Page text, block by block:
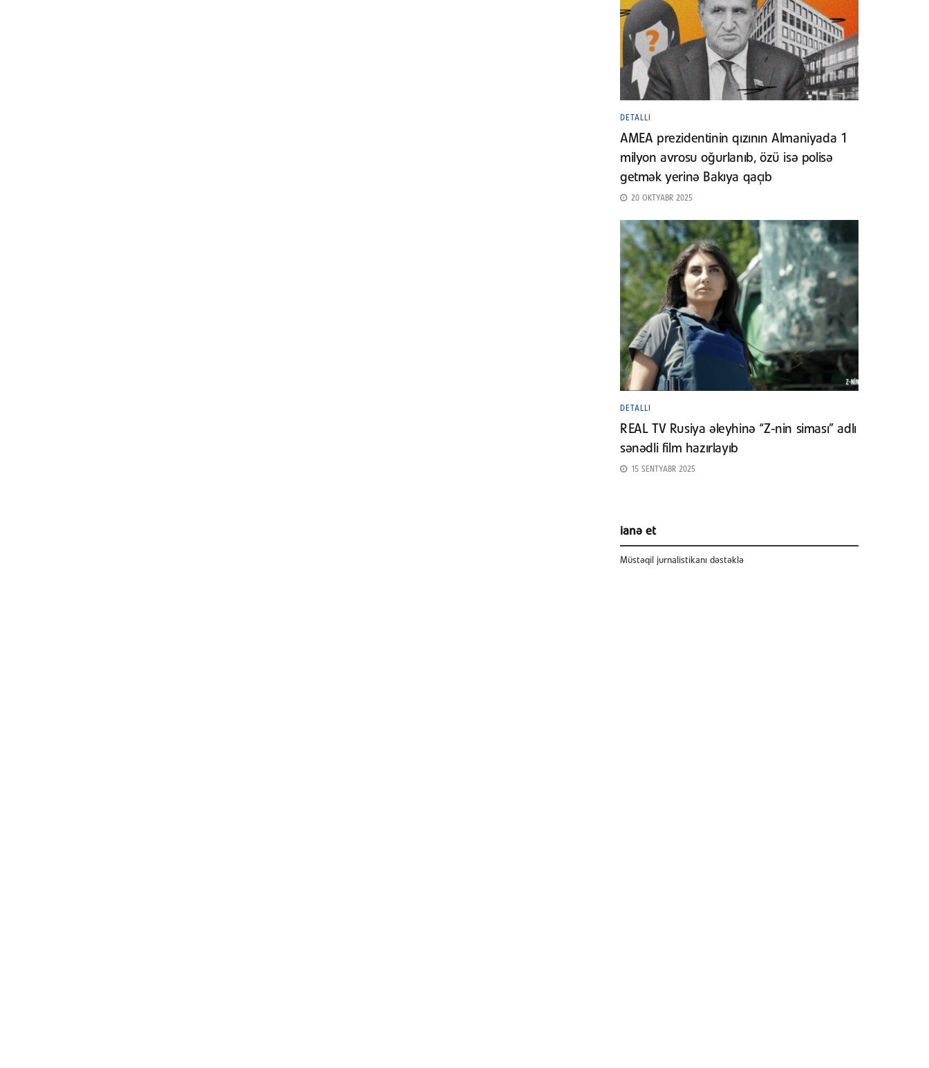
DETALLI
AMEA prezidentinin qızının Almaniyada 1
milyon avrosu oğurlanıb, özü isə polisə
getmək yerinə Bakıya qaçıb
20 OKTYABR 2025
DETALLI
REAL TV Rusiya əleyhinə “Z-nin siması” adlı
sənədli film hazırlayıb
15 SENTYABR 2025
ianə et
Müstəqil jurnalistikanı dəstəklə